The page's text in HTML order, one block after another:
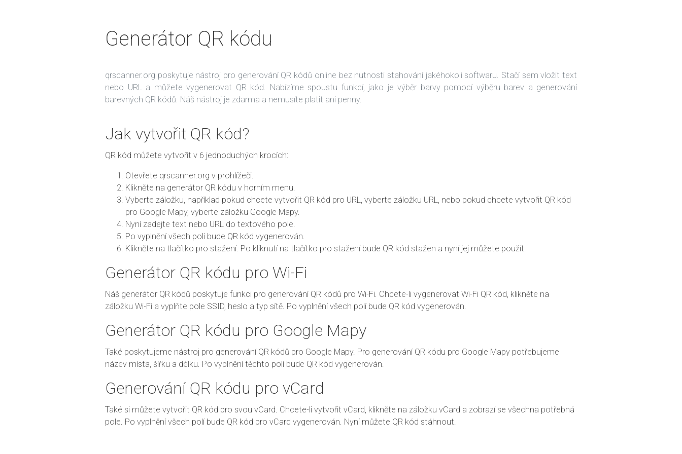
Generátor QR kódu
qrscanner.org poskytuje nástroj pro generování QR kódů online bez nutnosti stahování jakéhokoli softwaru. Stačí sem vložit text
nebo URL a můžete vygenerovat QR kód. Nabízíme spoustu funkcí, jako je výběr barvy pomocí výběru barev a generování
barevných QR kódů. Náš nástroj je zdarma a nemusíte platit ani penny.
Jak vytvořit QR kód?
QR kód můžete vytvořit v 6 jednoduchých krocích:
Otevřete qrscanner.org v prohlížeči.
Klikněte na generátor QR kódu v horním menu.
Vyberte záložku, například pokud chcete vytvořit QR kód pro URL, vyberte záložku URL, nebo pokud chcete vytvořit QR kód
pro Google Mapy, vyberte záložku Google Mapy.
Nyní zadejte text nebo URL do textového pole.
Po vyplnění všech polí bude QR kód vygenerován.
Klikněte na tlačítko pro stažení. Po kliknutí na tlačítko pro stažení bude QR kód stažen a nyní jej můžete použít.
Generátor QR kódu pro Wi-Fi
Náš generátor QR kódů poskytuje funkci pro generování QR kódů pro Wi-Fi. Chcete-li vygenerovat Wi-Fi QR kód, klikněte na
záložku Wi-Fi a vyplňte pole SSID, heslo a typ sítě. Po vyplnění všech polí bude QR kód vygenerován.
Generátor QR kódu pro Google Mapy
Také poskytujeme nástroj pro generování QR kódů pro Google Mapy. Pro generování QR kódu pro Google Mapy potřebujeme
název místa, šířku a délku. Po vyplnění těchto polí bude QR kód vygenerován.
Generování QR kódu pro vCard
Také si můžete vytvořit QR kód pro svou vCard. Chcete-li vytvořit vCard, klikněte na záložku vCard a zobrazí se všechna potřebná
pole. Po vyplnění všech polí bude QR kód pro vCard vygenerován. Nyní můžete QR kód stáhnout.